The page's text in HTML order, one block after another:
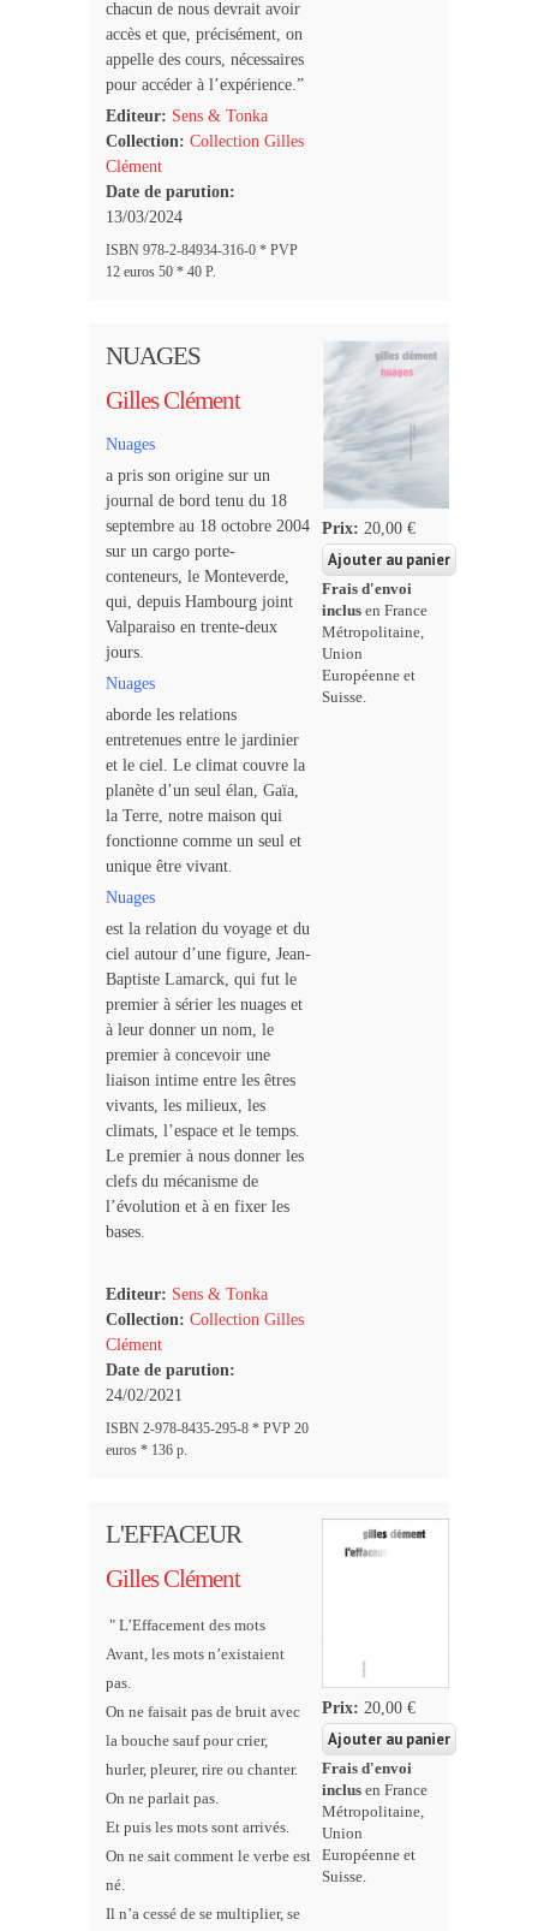
chacun de nous devrait avoir
accès et que, précisément, on
appelle des cours, nécessaires
pour accéder à l’expérience.”
Editeur: Sens & Tonka
Collection: Collection Gilles
Clément
Date de parution:
13/03/2024
ISBN 978-2-84934-316-0 * PVP
12 euros 50 * 40 P.
NUAGES
Gilles Clément
Nuages
a pris son origine sur un
journal de bord tenu du 18
septembre au 18 octobre 2004
sur un cargo porte-
conteneurs, le Monteverde,
qui, depuis Hambourg joint
Valparaiso en trente-deux
jours.
Nuages
aborde les relations
entretenues entre le jardinier
et le ciel. Le climat couvre la
planète d’un seul élan, Gaïa,
la Terre, notre maison qui
fonctionne comme un seul et
unique être vivant.
Nuages
est la relation du voyage et du
ciel autour d’une figure, Jean-
Baptiste Lamarck, qui fut le
premier à sérier les nuages et
à leur donner un nom, le
premier à concevoir une
liaison intime entre les êtres
vivants, les milieux, les
climats, l’espace et le temps.
Le premier à nous donner les
clefs du mécanisme de
l’évolution et à en fixer les
bases.
Editeur: Sens & Tonka
Collection: Collection Gilles
Clément
Date de parution:
24/02/2021
ISBN 2-978-8435-295-8 * PVP 20
euros * 136 p.
Prix:20,00 €
Frais d'envoi
inclus en France
Métropolitaine,
Union
Européenne et
Suisse.
L'EFFACEUR
Gilles Clément
" L’Effacement des mots
Avant, les mots n’existaient
pas.
On ne faisait pas de bruit avec
la bouche sauf pour crier,
hurler, pleurer, rire ou chanter.
On ne parlait pas.
Et puis les mots sont arrivés.
On ne sait comment le verbe est
né.
Il n’a cessé de se multiplier, se
Prix:20,00 €
Frais d'envoi
inclus en France
Métropolitaine,
Union
Européenne et
Suisse.